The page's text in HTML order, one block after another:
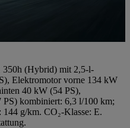
350h (Hybrid) mit 2,5-l-
Elektromotor vorne 134 kW
40 kW (54 PS),
PS) kombiniert: 6,3 l/100 km;
g/km. CO₂-Klasse: E.